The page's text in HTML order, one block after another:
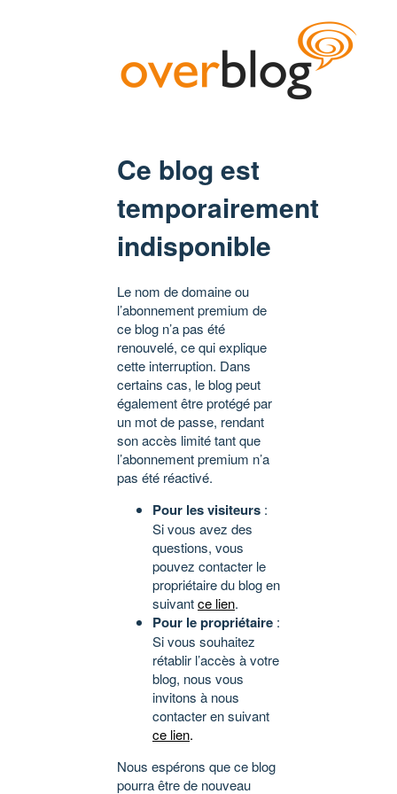
Ce blog est
temporairement
indisponible
Le nom de domaine ou
l’abonnement premium de
ce blog n’a pas été
renouvelé, ce qui explique
cette interruption. Dans
certains cas, le blog peut
également être protégé par
un mot de passe, rendant
son accès limité tant que
l’abonnement premium n’a
pas été réactivé.
Pour les visiteurs :
Si vous avez des
questions, vous
pouvez contacter le
propriétaire du blog en
suivantce lien.
Pour le propriétaire :
Si vous souhaitez
rétablir l’accès à votre
blog, nous vous
invitons à nous
contacter en suivant
ce lien.
Nous espérons que ce blog
pourra être de nouveau